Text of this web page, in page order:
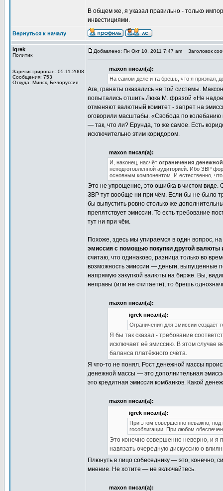
В общем же, я указал правильно - только
инвестициями.
Вернуться к началу
igrek
Политик
Зарегистрирован: 05.11.2008
Сообщения: 753
Откуда: Минск, Белоруссия
Добавлено: Пн Окт 10, 2011 7:47 am Заголовок
maxon писал(а):
На самом деле и та брешь, что я признал,
Ага, гранаты оказались не той системы.
попытались отшить Люка М. фразой «Не
отменяют валютный комитет - запрет на
оговорили масштабы. «Свобода по колебанию
— так, что ли? Ерунда, то же самое. Есть
исключительно этим коридором.
maxon писал(а):
И, наконец, насчёт ограничения
неподготовленной аудиторией. Ибо ЗВР
основным компонентом. И естественно,
Это не упрощение, это ошибка в чистом виде.
ЗВР тут вообще ни при чём. Если бы не было
бы выпустить ровно столько же
препятствует эмиссии. То есть требование
тут ни при чём.
Похоже, здесь мы упираемся в один вопрос,
эмиссия с помощью покупки другой валюты
считаю, что одинаково, разница только во
возможность эмиссии — деньги, выпущенные
напрямую закупкой валюты на бирже. Вы,
неправы (или не считаете), то брешь
maxon писал(а):
igrek писал(а):
Ограничения для эмиссии создаёт
Я бы так сказал - требование
исключает её эмиссию. В этом случае
баланса платёжного счёта.
Я что-то не понял. Рост денежной массы
денежной массы — это дополнительная
это кредитная эмиссия комбанков. Какой
maxon писал(а):
igrek писал(а):
При этом совершенно неважно, под
гособлигации. При любом
Это конечно совершенно неверно, и я
навязать очередную дискуссию о
Плюнуть в лицо собеседнику — это, конечно,
мнение. Не хотите — не включайтесь.
maxon писал(а):